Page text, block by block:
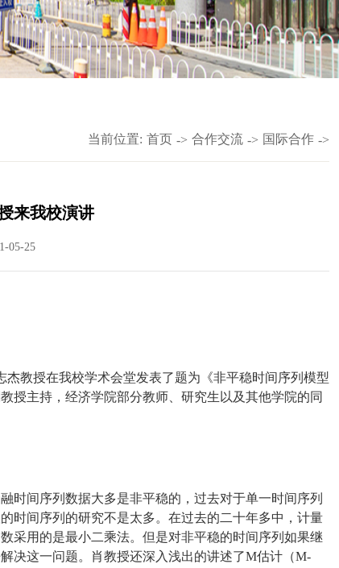
当前位置: 首页 -> 合作交流 -> 国际合作 ->
来我校演讲
05-25
教授在我校学术会堂发表了题为《非平稳时间序列模型
授主持，经济学院部分教师、研究生以及其他学院的同
时间序列数据大多是非平稳的，过去对于单一时间序列
时间序列的研究不是太多。在过去的二十年多中，计量
采用的是最小二乘法。但是对非平稳的时间序列如果继
决这一问题。肖教授还深入浅出的讲述了M估计（M-